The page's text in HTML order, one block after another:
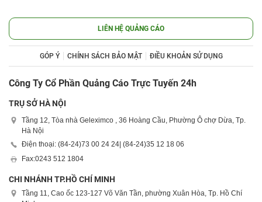
LIÊN HỆ QUẢNG CÁO
GÓP Ý CHÍNH SÁCH BẢO MẬT ĐIỀU KHOẢN SỬ DỤNG
Công Ty Cổ Phần Quảng Cáo Trực Tuyến 24h
TRỤ SỞ HÀ NỘI
Tầng 12, Tòa nhà Geleximco , 36 Hoàng Cầu, Phường Ô chợ Dừa, Tp.
Hà Nội
Điện thoại: (84-24)73 00 24 24 | (84-24)35 12 18 06
Fax:0243 512 1804
CHI NHÁNH TP.HỒ CHÍ MINH
Tầng 11, Cao ốc 123-127 Võ Văn Tần, phường Xuân Hòa, Tp. Hồ Chí